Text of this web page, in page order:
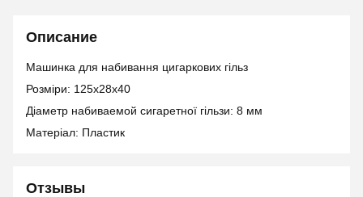
Описание
Машинка для набивання цигаркових гільз
Розміри: 125х28х40
Діаметр набиваемой сигаретної гільзи: 8 мм
Матеріал: Пластик
Отзывы